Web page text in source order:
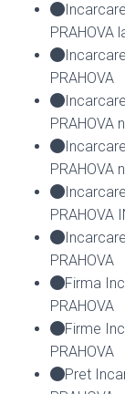
PRAHOVA
PRAHOVA
PRAHOVA
PRAHOVA
PRAHOVA
PRAHOVA
Firma
PRAHOVA
Firme
PRAHOVA
Pret